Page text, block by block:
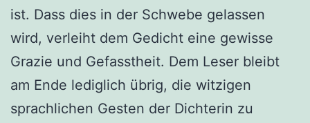
ist. Dass dies in der Schwebe gelassen
wird, verleiht dem Gedicht eine gewisse
Grazie und Gefasstheit. Dem Leser bleibt
am Ende lediglich übrig, die witzigen
sprachlichen Gesten der Dichterin zu